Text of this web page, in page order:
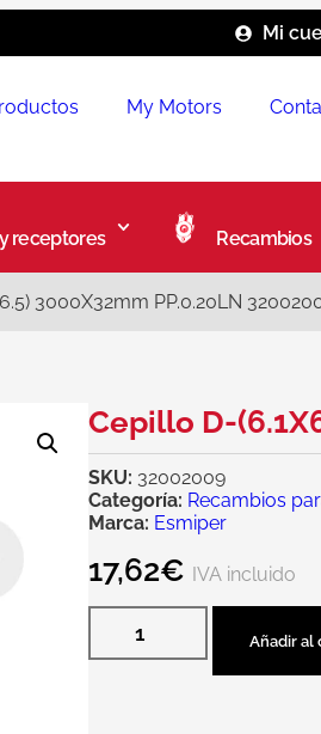
Mi
My Motors
receptores Recambios
3000X32mm PP.0.20LN
Cepillo D-
SKU: 32002009
Categoría: Recambios
Marca: Esmiper
17,62€ IVA incluido
Añadir al